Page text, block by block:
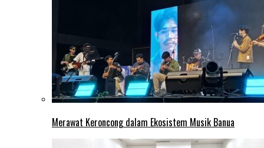
Merawat Keroncong dalam Ekosistem Musik Banua